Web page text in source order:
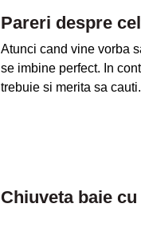
Pareri despre
Atunci cand vine vorba
se imbine perfect. In
trebuie si merita sa cauti.
Chiuveta baie